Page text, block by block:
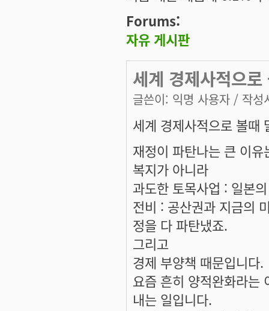
Forums:
자유 게시판
세계 경제사적으
글쓴이: 익명 사용자 / 작성
세계 경제사적으로 볼때
재정이 파탄나는 큰 이유
복지가 아니라
과도한 토목사업 : 일본
전비 : 공산권과 지금의
정을 다 파탄냈죠.
그리고
경제 부양책 때문입니다.
요즘 흔히 양적완화라는
내는 일입니다.